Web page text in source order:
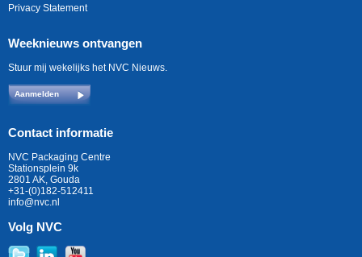
Privacy Statement
Weeknieuws ontvangen
Stuur mij wekelijks het NVC Nieuws.
Aanmelden
Contact informatie
NVC Packaging Centre
Stationsplein 9k
2801 AK, Gouda
+31-(0)182-512411
info@nvc.nl
Volg NVC